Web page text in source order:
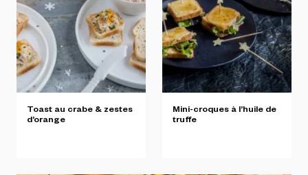
Toast au crabe & zestes
d’orange
Mini-croques à l’huile de
truffe